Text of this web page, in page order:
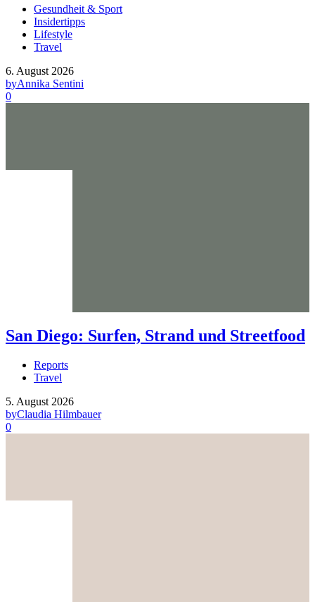
Gesundheit & Sport
Insidertipps
Lifestyle
Travel
6. August 2026
byAnnika Sentini
0
San Diego: Surfen, Strand und Streetfood
Reports
Travel
5. August 2026
byClaudia Hilmbauer
0